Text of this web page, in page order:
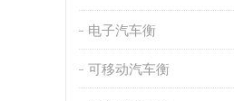
电子汽车衡
可移动汽车衡